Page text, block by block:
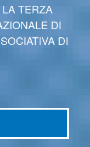
TERZA
DI
DI